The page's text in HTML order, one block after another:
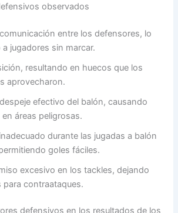
observados
entre los defensores, lo
a jugadores sin marcar.
resultando en huecos que los
aprovecharon.
efectivo del balón, causando
áreas peligrosas.
durante las jugadas a balón
goles fáciles.
excesivo en los tackles, dejando
para contraataques.